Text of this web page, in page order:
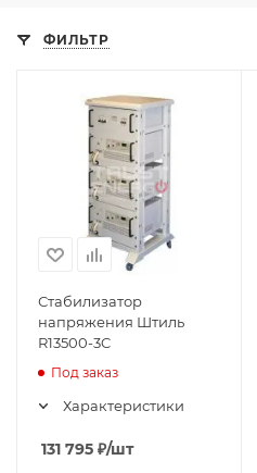
ФИЛЬТР
Стабилизатор
напряжения Штиль
R13500-3C
Под заказ
Характеристики
131 795 ₽/шт